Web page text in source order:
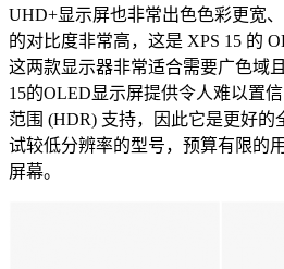
UHD+显示屏也非常出色色彩更宽
的对比度非常高，这是 XPS 15 的
这两款显示器非常适合需要广色域
15的OLED显示屏提供令人难以置
范围 (HDR) 支持，因此它是更好的
试较低分辨率的型号，预算有限的
屏幕。